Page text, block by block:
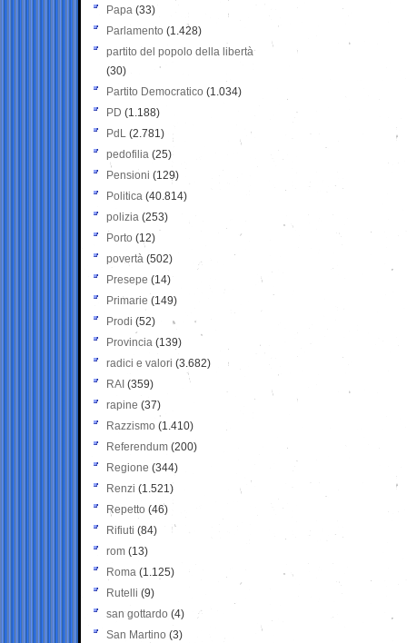
Papa (33)
Parlamento (1.428)
partito del popolo della libertà
(30)
Partito Democratico (1.034)
PD (1.188)
PdL (2.781)
pedofilia (25)
Pensioni (129)
Politica (40.814)
polizia (253)
Porto (12)
povertà (502)
Presepe (14)
Primarie (149)
Prodi (52)
Provincia (139)
radici e valori (3.682)
RAI (359)
rapine (37)
Razzismo (1.410)
Referendum (200)
Regione (344)
Renzi (1.521)
Repetto (46)
Rifiuti (84)
rom (13)
Roma (1.125)
Rutelli (9)
san gottardo (4)
San Martino (3)